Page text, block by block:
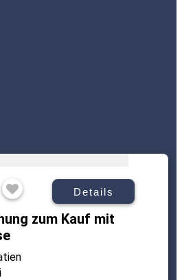
Details
zum Kauf mit